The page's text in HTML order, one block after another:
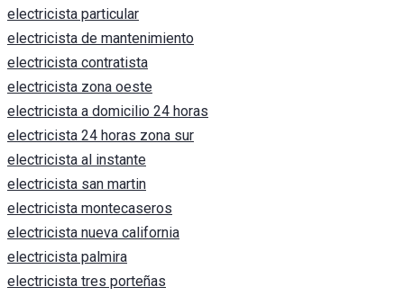
electricista particular
electricista de mantenimiento
electricista contratista
electricista zona oeste
electricista a domicilio 24 horas
electricista 24 horas zona sur
electricista al instante
electricista san martin
electricista montecaseros
electricista nueva california
electricista palmira
electricista tres porteñas